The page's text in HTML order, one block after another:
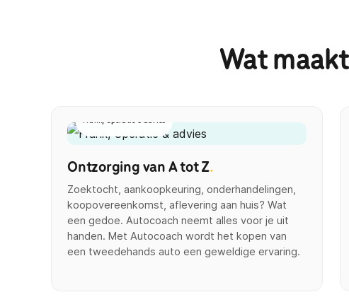
Wat
Frank, Operatie & advies
Ontzorging van A tot Z.
Zoektocht, aankoopkeuring, onderhandelingen,
koopovereenkomst, aflevering aan huis? Wat
een gedoe. Autocoach neemt alles voor je uit
handen. Met Autocoach wordt het kopen van
een tweedehands auto een geweldige ervaring.